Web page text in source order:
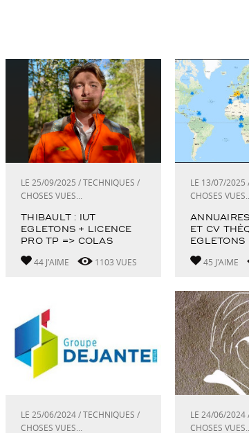
LE 25/09/2025 / TECHNIQUES /
CHOSES VUES...
THIBAULT : IUT
EGLETONS + LICENCE
PRO TP => COLAS
44 J'AIME
1103 VUES
LE 13/07/2025
CHOSES VUES...
ET CV
EGLETONS
45 J'AIME
LE 25/06/2024 / TECHNIQUES /
CHOSES VUES...
LE 24/06/2024
CHOSES VUES...